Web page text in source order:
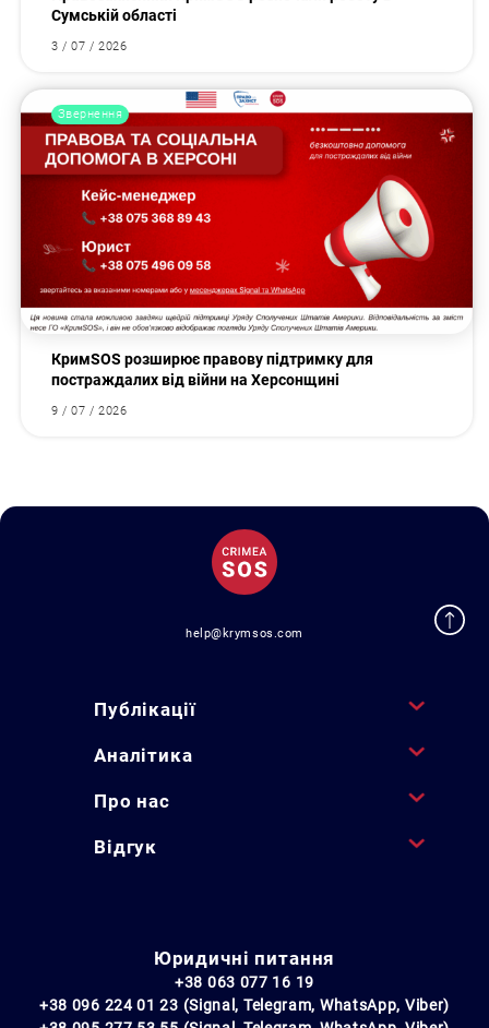
Сумській області
3 / 07 / 2026
Звернення
КримSOS розширює правову підтримку для
постраждалих від війни на Херсонщині
9 / 07 / 2026
help@krymsos.com
Публікації
Аналітика
Про нас
Відгук
Юридичні питання
+38 063 077 16 19
+38 096 224 01 23 (Signal, Telegram, WhatsApp, Viber)